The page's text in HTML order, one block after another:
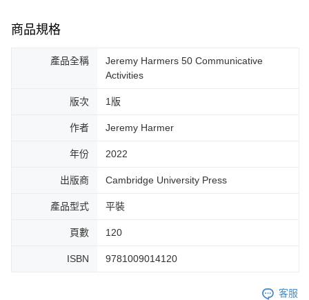
商品規格
產品全稱
Jeremy Harmers 50 Communicative
Activities
版次 1版
作者 Jeremy Harmer
年份 2022
出版商 Cambridge University Press
產品型式 平裝
頁數 120
ISBN 9781009014120
客服